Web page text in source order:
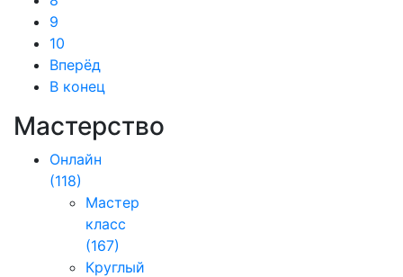
9
10
Вперёд
В конец
Мастерство
Онлайн
(118)
Мастер
класс
(167)
Круглый